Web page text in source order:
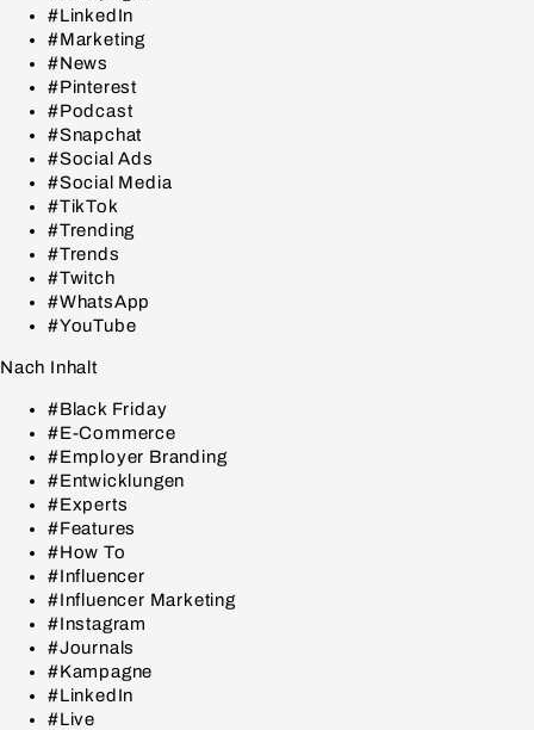
#LinkedIn
#Marketing
#News
#Pinterest
#Podcast
#Snapchat
#Social Ads
#Social Media
#TikTok
#Trending
#Trends
#Twitch
#WhatsApp
#YouTube
Nach Inhalt
#Black Friday
#E-Commerce
#Employer Branding
#Entwicklungen
#Experts
#Features
#How To
#Influencer
#Influencer Marketing
#Instagram
#Journals
#Kampagne
#LinkedIn
#Live